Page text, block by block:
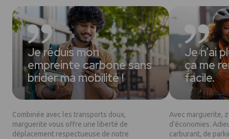
Je réduis mon
empreinte carbone sans
brider ma mobilité !
Combinée avec les transports doux,
marguerite vous offre une liberté de
déplacement respectueuse de notre
Je n’ai
ça me
facile.
Avec marguerite,
d'économies.
carburant, de